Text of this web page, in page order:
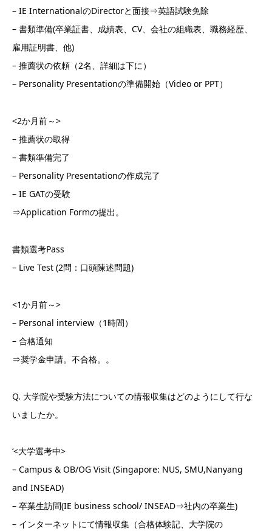
– IE InternationalのDirectorと面接⇒英語試験免除
– 書類準備(卒業証書、成績表、CV、会社の組織表、職務経歴、
雇用証明書、他)
– 推薦状の依頼（2名、詳細は下に）
– Personality Presentationの準備開始（Video or PPT）
<2か月前～>
– 推薦状の取得
– 書類準備完了
– Personality Presentationの作成完了
– IE GATの受験
⇒Application Formの提出。
書類選考Pass
– Live Test (2問：口頭陳述問題)
<1か月前～>
– Personal interview（1時間）
– 合格通知
⇒奨学金申請。不合格。。
Q. 大学院や受験方法についての情報収集はどのようにして行な
いましたか。
‘<大学選考中>
– Campus & OB/OG Visit (Singapore: NUS, SMU,Nanyang
and INSEAD)
– 卒業生訪問(IE business school/ INSEAD⇒社内の卒業生)
– インターネットにて情報収集（合格体験記、大学院の